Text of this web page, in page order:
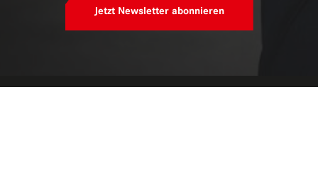
Jetzt Newsletter abonnieren